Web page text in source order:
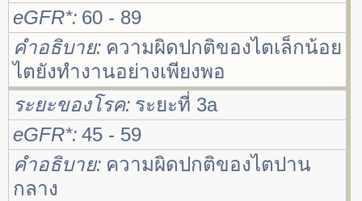
eGFR* 60 - 89
คำอธิบาย ความผิดปกติของไตเล็กน้อย
ไตยังทำงานอย่างเพียงพอ
ระยะของโรค ระยะที่ 3a
eGFR* 45 - 59
คำอธิบาย ความผิดปกติของไตปาน
กลาง